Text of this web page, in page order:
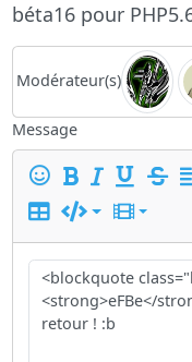
béta16 pour
Modérateur(s)
Message